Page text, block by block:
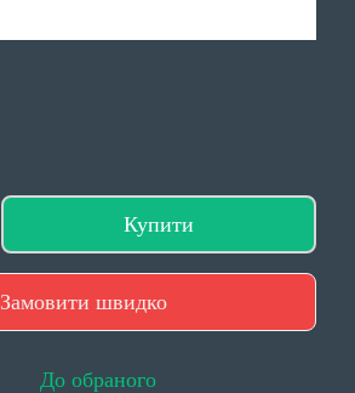
Купити
Замовити швидко
До обраного